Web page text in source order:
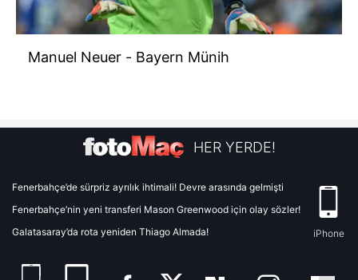
Manuel Neuer - Bayern Münih
HER YERDE!
Fenerbahçe’de sürpriz ayrılık ihtimali! Devre arasında gelmişti
Fenerbahçe’nin yeni transferi Mason Greenwood için olay sözler!
Galatasaray’da rota yeniden Thiago Almada!
iPhone